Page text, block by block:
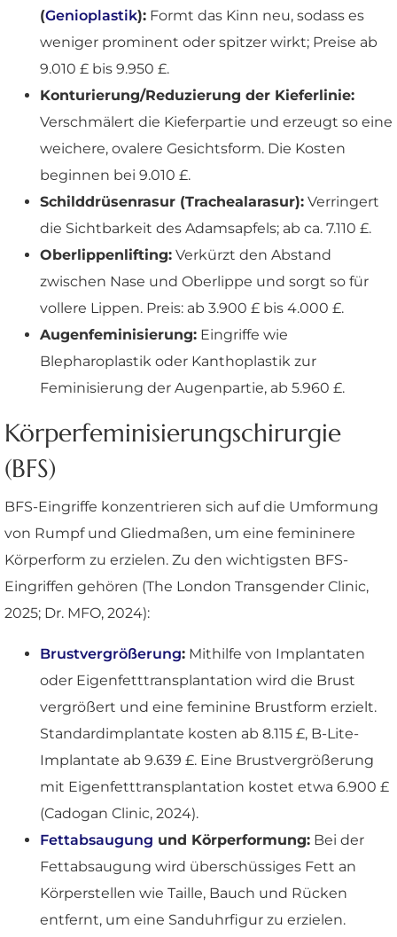
(Genioplastik): Formt das Kinn neu, sodass es
weniger prominent oder spitzer wirkt; Preise ab
9.010 £ bis 9.950 £.
Konturierung/Reduzierung der Kieferlinie:
Verschmälert die Kieferpartie und erzeugt so eine
weichere, ovalere Gesichtsform. Die Kosten
beginnen bei 9.010 £.
Schilddrüsenrasur (Trachealarasur): Verringert
die Sichtbarkeit des Adamsapfels; ab ca. 7.110 £.
Oberlippenlifting: Verkürzt den Abstand
zwischen Nase und Oberlippe und sorgt so für
vollere Lippen. Preis: ab 3.900 £ bis 4.000 £.
Augenfeminisierung: Eingriffe wie
Blepharoplastik oder Kanthoplastik zur
Feminisierung der Augenpartie, ab 5.960 £.
Körperfeminisierungschirurgie
(BFS)
BFS-Eingriffe konzentrieren sich auf die Umformung
von Rumpf und Gliedmaßen, um eine femininere
Körperform zu erzielen. Zu den wichtigsten BFS-
Eingriffen gehören (The London Transgender Clinic,
2025; Dr. MFO, 2024):
Brustvergrößerung: Mithilfe von Implantaten
oder Eigenfetttransplantation wird die Brust
vergrößert und eine feminine Brustform erzielt.
Standardimplantate kosten ab 8.115 £, B-Lite-
Implantate ab 9.639 £. Eine Brustvergrößerung
mit Eigenfetttransplantation kostet etwa 6.900 £
(Cadogan Clinic, 2024).
Fettabsaugung und Körperformung: Bei der
Fettabsaugung wird überschüssiges Fett an
Körperstellen wie Taille, Bauch und Rücken
entfernt, um eine Sanduhrfigur zu erzielen.